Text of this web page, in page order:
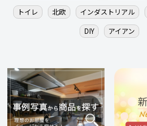
トイレ
北欧 インダストリアル
DIY
アイアン